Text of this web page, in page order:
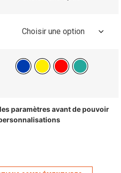
paramètres avant de pouvoir